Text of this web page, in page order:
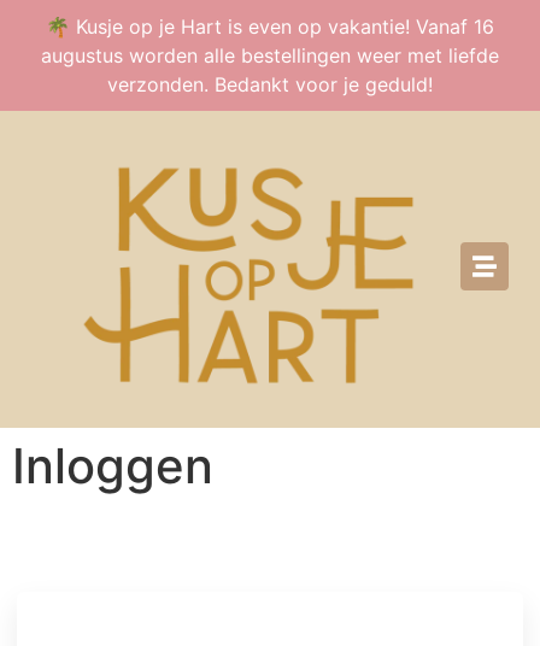
🌴 Kusje op je Hart is even op vakantie! Vanaf 16
augustus worden alle bestellingen weer met liefde
verzonden. Bedankt voor je geduld!
Inloggen